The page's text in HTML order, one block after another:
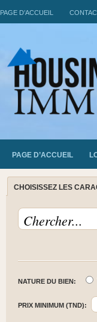
PAGE D’ACCUEIL
PAGE D’ACCUEIL
CHOISISSEZ LES
NATURE DU BIEN:
PRIX MINIMUM (TND):